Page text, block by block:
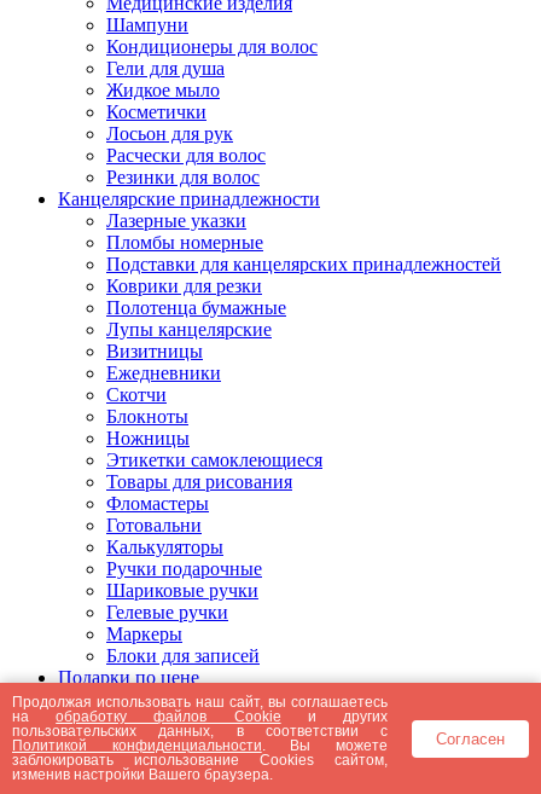
Шампуни
Кондиционеры для волос
Гели для душа
Жидкое мыло
Косметички
Лосьон для рук
Расчески для волос
Резинки для волос
Канцелярские принадлежности
Лазерные указки
Пломбы номерные
Подставки для канцелярских принадлежностей
Коврики для резки
Полотенца бумажные
Лупы канцелярские
Визитницы
Ежедневники
Скотчи
Блокноты
Ножницы
Этикетки самоклеющиеся
Товары для рисования
Фломастеры
Готовальни
Калькуляторы
Ручки подарочные
Шариковые ручки
Гелевые ручки
Маркеры
Блоки для записей
Подарки по цене
Подарки от 5000 рублей
Подарки до 5000 рублей
Подарки до 3000 рублей
Подарки до 2000 рублей
Подарки до 1000 рублей
Продолжая использовать наш сайт, вы соглашаетесь
наобработку файлов Cookie и других
пользовательских данных, в соответствии с
Политикой конфиденциальности . Вы можете
заблокировать использование Cookies сайтом,
изменив настройки Вашего браузера.
Согласен